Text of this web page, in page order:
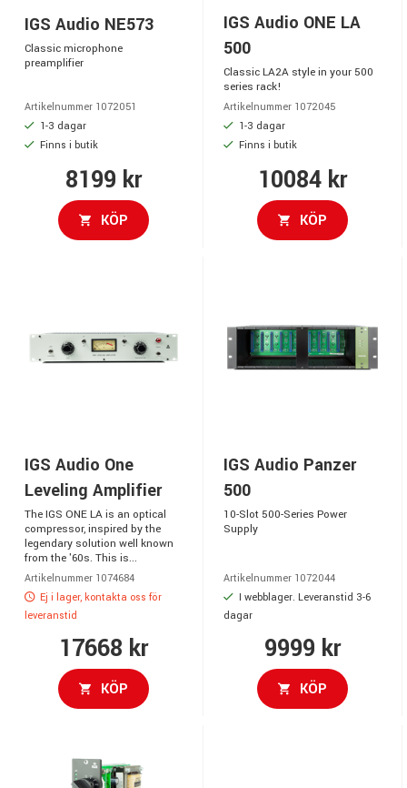
IGS Audio NE573
Classic microphone
preamplifier
Artikelnummer 1072051
1-3 dagar
Finns i butik
8199 kr
KÖP
IGS Audio ONE LA
500
Classic LA2A style in your 500
series rack!
Artikelnummer 1072045
1-3 dagar
Finns i butik
10084 kr
KÖP
IGS Audio One
Leveling Amplifier
The IGS ONE LA is an optical
compressor, inspired by the
legendary solution well known
from the '60s. This is...
Artikelnummer 1074684
Ej i lager, kontakta oss för
leveranstid
17668 kr
KÖP
IGS Audio Panzer
500
10-Slot 500-Series Power
Supply
Artikelnummer 1072044
I webblager. Leveranstid 3-6
dagar
9999 kr
KÖP